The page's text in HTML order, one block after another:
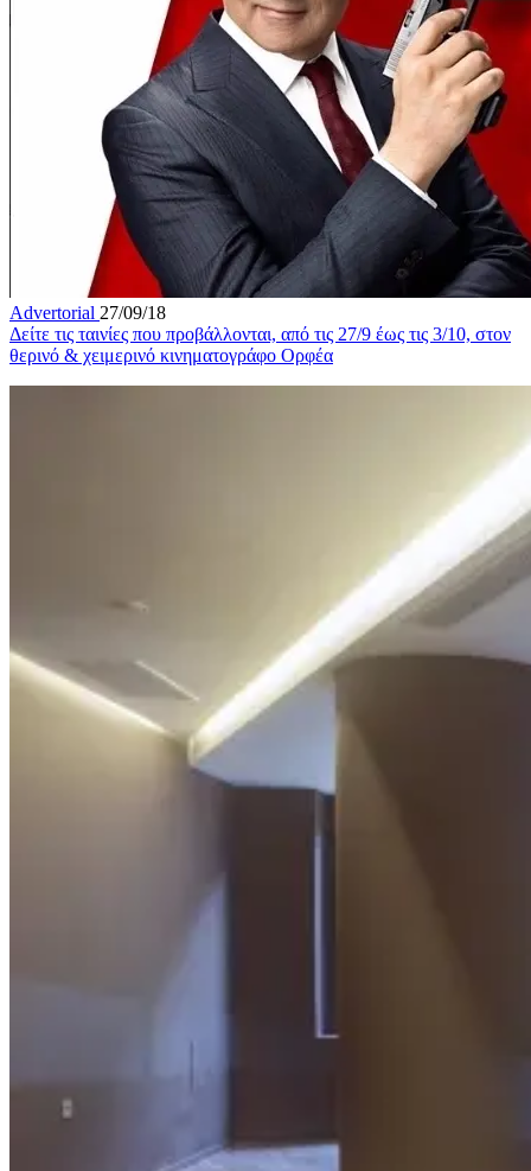
Advertorial 27/09/18
Δείτε τις ταινίες που προβάλλονται, από τις 27/9 έως τις 3/10, στον
θερινό & χειμερινό κινηματογράφο Ορφέα